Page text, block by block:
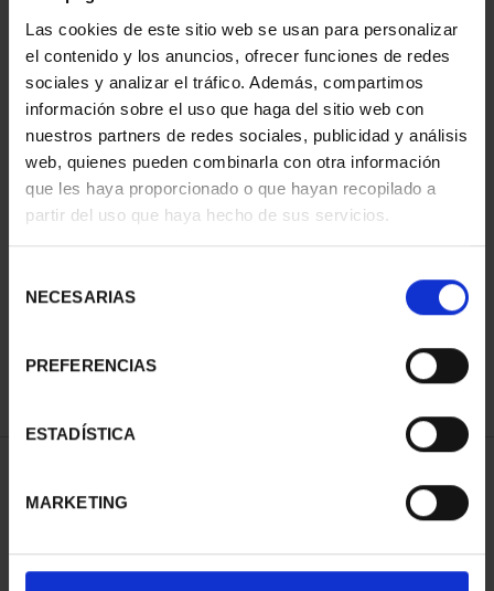
Las cookies de este sitio web se usan para personalizar
el contenido y los anuncios, ofrecer funciones de redes
sociales y analizar el tráfico. Además, compartimos
información sobre el uso que haga del sitio web con
nuestros partners de redes sociales, publicidad y análisis
web, quienes pueden combinarla con otra información
que les haya proporcionado o que hayan recopilado a
partir del uso que haya hecho de sus servicios.
NECESARIAS
PREFERENCIAS
ESTADÍSTICA
MARKETING
CAPITALES DE
PROVINCIA COLECCION
3.796,00 €